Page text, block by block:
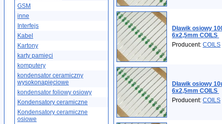
GSM
inne
Interfejs
Kabel
Kartony
karty pamięci
komputery
kondensator ceramiczny
wysokonapięciowe
kondensator foliowy osiowy
Kondensatory ceramiczne
Kondensatory ceramiczne
osiowe
Dławik osiowy
6x2,5mm COILS
Producent: COILS
Dławik osiowy
6x2,5mm COILS
Producent: COILS